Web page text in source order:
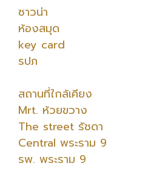
ซาวน่า
ห้องสมุด
key card
รปภ
สถานที่ใกล้เคียง
Mrt. ห้วยขวาง
The street รัชดา
Central พระราม 9
รพ. พระราม 9